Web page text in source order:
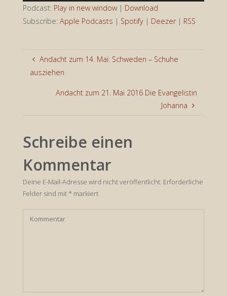
Podcast: Play in new window| Download
Subscribe: Apple Podcasts | Spotify| Deezer| RSS
Andacht zum 14. Mai: Schweden – Schuhe
ausziehen
Andacht zum 21. Mai 2016 Die Evangelistin
Johanna
Schreibe einen
Kommentar
Deine E-Mail-Adresse wird nicht veröffentlicht. Erforderliche
Felder sind mit*markiert